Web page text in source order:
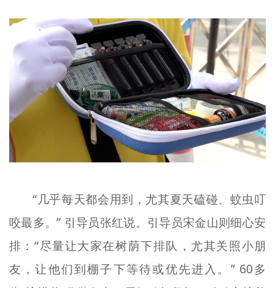
“几乎每天都会用到，尤其夏天磕碰、蚊虫叮
咬最多。” 引导员张红说。引导员宋金山则细心安
排：“尽量让大家在树荫下排队，尤其关照小朋
友，让他们到棚子下等待或优先进入。” 60多